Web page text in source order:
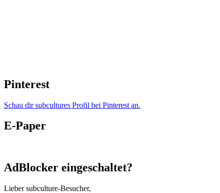
Pinterest
Schau dir subcultures Profil bei Pinterest an.
E-Paper
AdBlocker eingeschaltet?
Lieber subculture-Besucher,